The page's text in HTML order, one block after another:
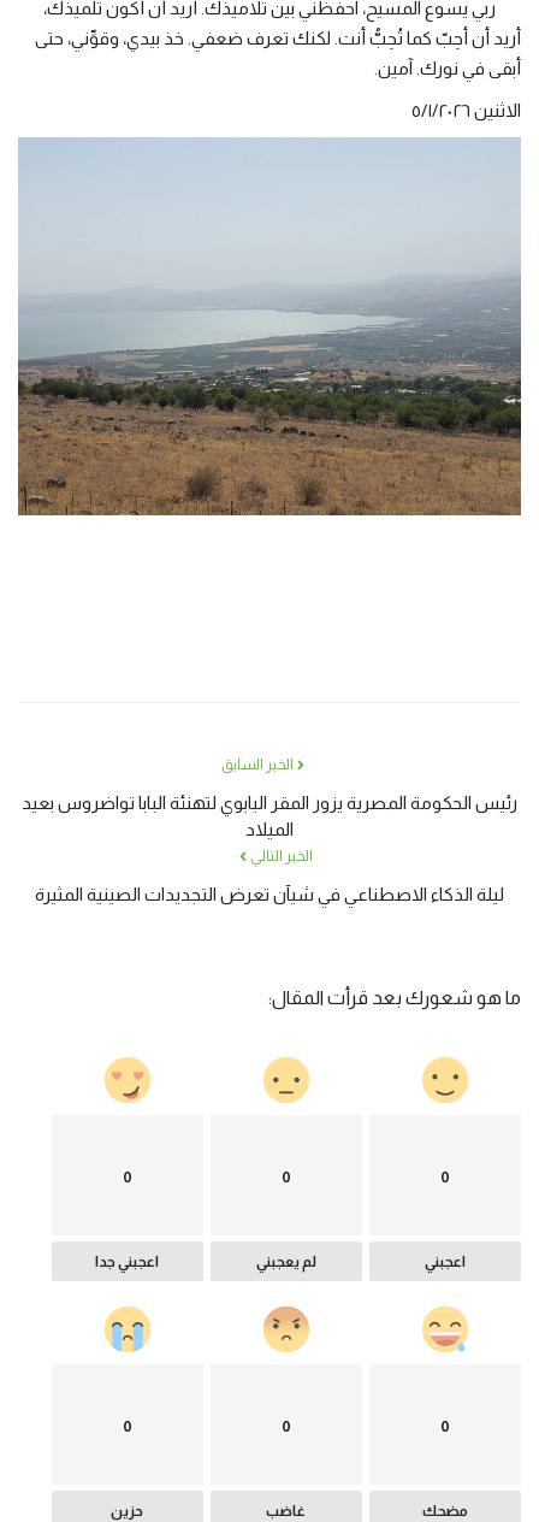
ربي يسوع المسيح، احفظني بين تلاميذك. أريد أن أكون تلميذك،
أريد أن أحِبّ كما تُحِبُّ أنت. لكنك تعرف ضعفي. خذ بيدي، وقوِّني، حتى
أبقى في نورك. آمين.
الاثنين ٥/١/٢٠٢٦
الخبر السابق
رئيس الحكومة المصرية يزور المقر البابوي لتهنئة البابا تواضروس بعيد
الميلاد
الخبر التالي
ليلة الذكاء الاصطناعي في شيآن تعرض التجديدات الصينية المثيرة
ما هو شعورك بعد قرأت المقال:
0
اعجبني
0
لم يعجبني
0
اعجبني جدا
0
مضحك
0
غاضب
0
حزين